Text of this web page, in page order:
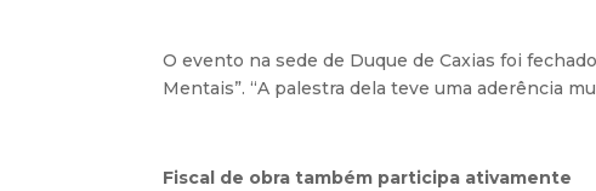
O evento na sede de Duque de Caxias foi
Mentais”. “A palestra dela teve uma aderência
Fiscal de obra também participa ativamente